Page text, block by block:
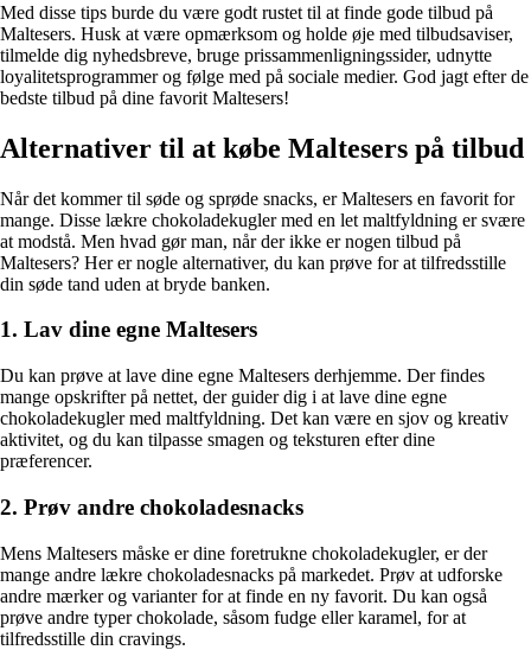
Med disse tips burde du være godt rustet til at finde gode tilbud på
Maltesers. Husk at være opmærksom og holde øje med tilbudsaviser,
tilmelde dig nyhedsbreve, bruge prissammenligningssider, udnytte
loyalitetsprogrammer og følge med på sociale medier. God jagt efter de
bedste tilbud på dine favorit Maltesers!
Alternativer til at købe Maltesers på tilbud
Når det kommer til søde og sprøde snacks, er Maltesers en favorit for
mange. Disse lækre chokoladekugler med en let maltfyldning er svære
at modstå. Men hvad gør man, når der ikke er nogen tilbud på
Maltesers? Her er nogle alternativer, du kan prøve for at tilfredsstille
din søde tand uden at bryde banken.
1. Lav dine egne Maltesers
Du kan prøve at lave dine egne Maltesers derhjemme. Der findes
mange opskrifter på nettet, der guider dig i at lave dine egne
chokoladekugler med maltfyldning. Det kan være en sjov og kreativ
aktivitet, og du kan tilpasse smagen og teksturen efter dine
præferencer.
2. Prøv andre chokoladesnacks
Mens Maltesers måske er dine foretrukne chokoladekugler, er der
mange andre lækre chokoladesnacks på markedet. Prøv at udforske
andre mærker og varianter for at finde en ny favorit. Du kan også
prøve andre typer chokolade, såsom fudge eller karamel, for at
tilfredsstille din cravings.